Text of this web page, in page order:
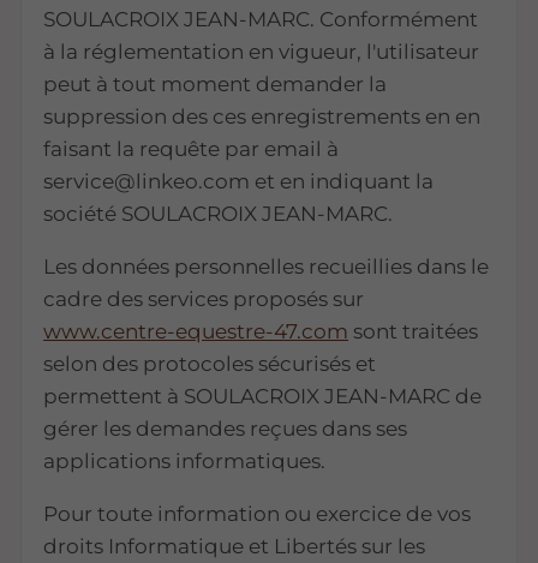
SOULACROIX JEAN-MARC. Conformément
à la réglementation en vigueur, l'utilisateur
peut à tout moment demander la
suppression des ces enregistrements en en
faisant la requête par email à
service@linkeo.com et en indiquant la
société SOULACROIX JEAN-MARC.
Les données personnelles recueillies dans le
cadre des services proposés sur
www.centre-equestre-47.com sont traitées
selon des protocoles sécurisés et
permettent à SOULACROIX JEAN-MARC de
gérer les demandes reçues dans ses
applications informatiques.
Pour toute information ou exercice de vos
droits Informatique et Libertés sur les